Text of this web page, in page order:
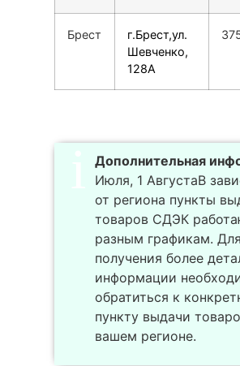
Брест
г.Брест,ул.
Шевченко,
128А
Дополнительная
Июля, 1 АвгустаВ
от региона пункты
товаров СДЭК
разным графикам. Для
получения более
информации
обратиться к
пункту выдачи
вашем регионе.